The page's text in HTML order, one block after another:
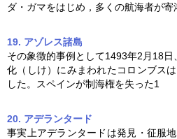
ダ・ガマをはじめ，多くの航海者が寄
19. アゾレス諸島
その象徴的事例として1493年2月18
化（しけ）にみまわれたコロンブス
した。スペインが制海権を失った1
20. アデランタード
事実上アデランタードは発見・征服